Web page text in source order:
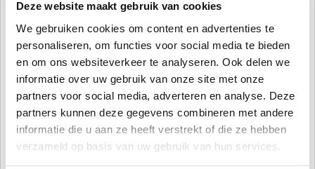
Deze website maakt gebruik van cookies
We gebruiken cookies om content en advertenties te
personaliseren, om functies voor social media te bieden
en om ons websiteverkeer te analyseren. Ook delen we
informatie over uw gebruik van onze site met onze
partners voor social media, adverteren en analyse. Deze
partners kunnen deze gegevens combineren met andere
informatie die u aan ze heeft verstrekt of die ze hebben
verzameld op basis van uw gebruik van hun services.
TECHNISCH BEHEER
Namens de verhuurder zijn wij voor de huurders het
aanspreekpunt bij vragen, storingen of calamiteiten in het
gehuurde object:
- Het behandelen van meldingen van huurders.
- Het namens opdrachtgever verstrekken van
onderhoudsopdrachten en/of servicecontracten.